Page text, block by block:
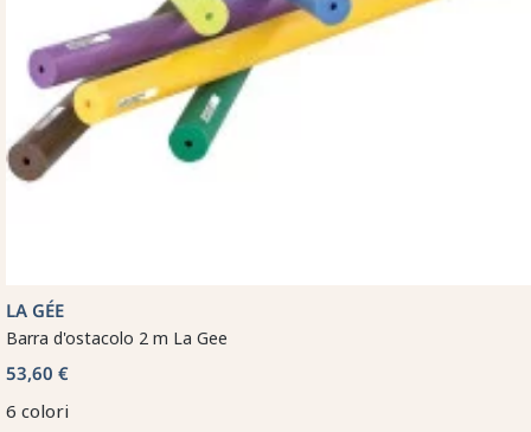
LA GÉE
Barra d'ostacolo 2 m La Gee
53,60 €
6 colori